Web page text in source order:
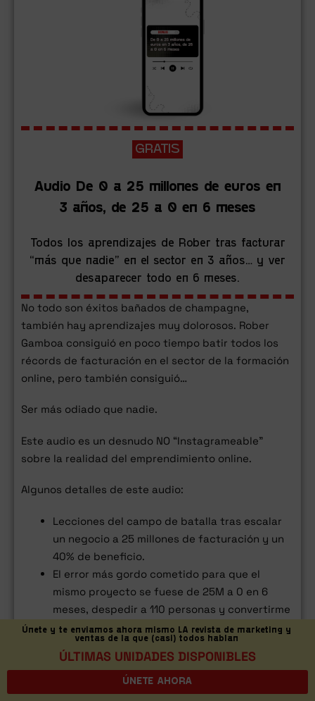
GRATIS
Audio De 0 a 25 millones de euros en
3 años, de 25 a 0 en 6 meses
Todos los aprendizajes de Rober tras facturar
“más que nadie” en el sector en 3 años… y ver
desaparecer todo en 6 meses.
No todo son éxitos bañados de champagne,
también hay aprendizajes muy dolorosos. Rober
Gamboa consiguió en poco tiempo batir todos los
récords de facturación en el sector de la formación
online, pero también consiguió…
Ser más odiado que nadie.
Este audio es un desnudo NO “Instagrameable”
sobre la realidad del emprendimiento online.
Algunos detalles de este audio:
Lecciones del campo de batalla tras escalar
un negocio a 25 millones de facturación y un
40% de beneficio.
El error más gordo cometido para que el
mismo proyecto se fuese de 25M a 0 en 6
meses, despedir a 110 personas y convertirme
en una de las personas más odiadas de
Internet.
La clave que me ha permitido tener una salud
mental a prueba de bombas, sin terapia.
El plan de ahora para ir de 0 a 50 millones.
Únete y te enviamos ahora mismo LA revista de marketing y
ventas de la que (casi) todos hablan
ÚLTIMAS UNIDADES DISPONIBLES
ÚNETE AHORA